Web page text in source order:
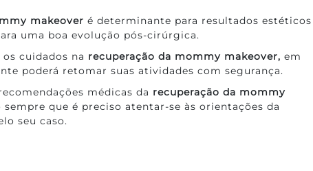
makeover é determinante para resultados estéticos
uma boa evolução pós-cirúrgica.
cuidados na recuperação da mommy makeover, em
poderá retomar suas atividades com segurança.
médicas da recuperação da mommy
sempre que é preciso atentar-se às orientações da
seu caso.